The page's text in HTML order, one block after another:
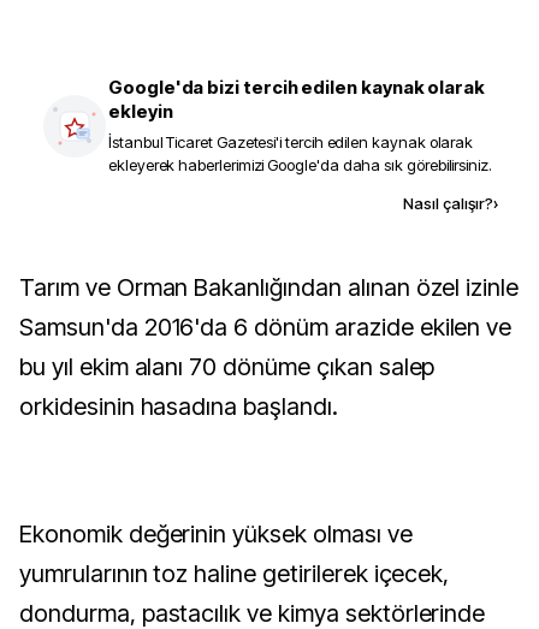
Google'da bizi tercih edilen kaynak olarak
ekleyin
İstanbul Ticaret Gazetesi'i tercih edilen kaynak olarak
ekleyerek haberlerimizi Google'da daha sık görebilirsiniz.
Nasıl çalışır?›
Tarım ve Orman Bakanlığından alınan özel izinle
Samsun'da 2016'da 6 dönüm arazide ekilen ve
bu yıl ekim alanı 70 dönüme çıkan salep
orkidesinin hasadına başlandı.
Ekonomik değerinin yüksek olması ve
yumrularının toz haline getirilerek içecek,
dondurma, pastacılık ve kimya sektörlerinde